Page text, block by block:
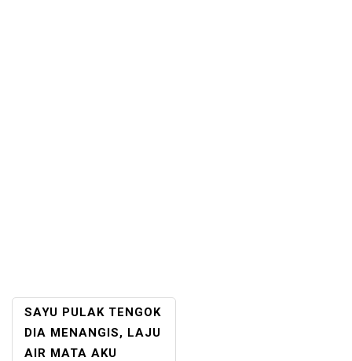
POST
NAVIGATION
SAYU PULAK TENGOK
DIA MENANGIS, LAJU
AIR MATA AKU